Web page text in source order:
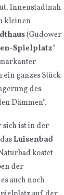
Innenstadtnah
kleinen
(Gudower
Spielplatz“
ein ganzes Stück
des
Dämmen“.
sich ist in der
Luisenbad
kostet
der
auch noch